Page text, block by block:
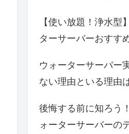
【使い放題！浄水型
ターサーバーおすす
ウォーターサーバー
ない理由といる理由
後悔する前に知ろう
ォーターサーバーの